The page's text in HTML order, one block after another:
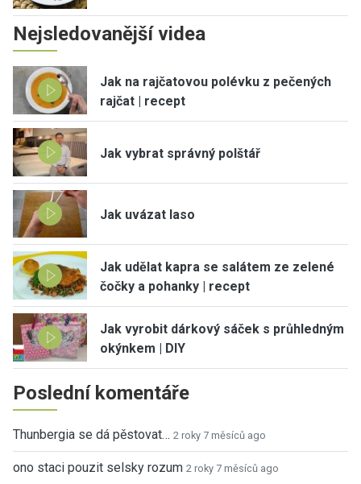
Nejsledovanější videa
Jak na rajčatovou polévku z pečených
rajčat | recept
Jak vybrat správný polštář
Jak uvázat laso
Jak udělat kapra se salátem ze zelené
čočky a pohanky | recept
Jak vyrobit dárkový sáček s průhledným
okýnkem | DIY
Poslední komentáře
Thunbergia se dá pěstovat… 2 roky 7 měsíců ago
ono staci pouzit selsky rozum 2 roky 7 měsíců ago